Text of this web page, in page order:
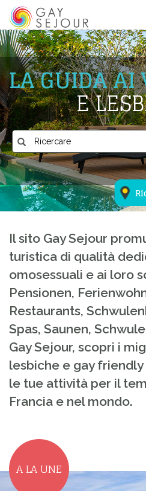
LA GUIDA AI
E
Il sito Gay Sejour
turistica di qualità
omosessuali e ai loro
Pensionen,
Restaurants,
Spas, Saunen,
Gay Sejour, scopri i
lesbiche e gay
le tue attività per il
Francia e nel mondo.
A LA UNE